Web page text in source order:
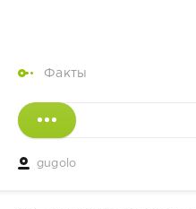
Факты
gugolo